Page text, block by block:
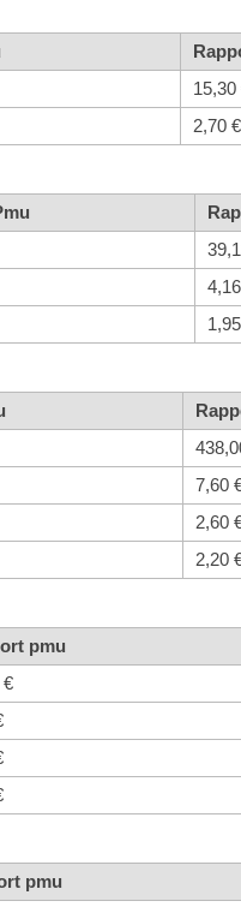
15,30
2,70 €
7,60
2,60
2,20
pmu
€
pmu